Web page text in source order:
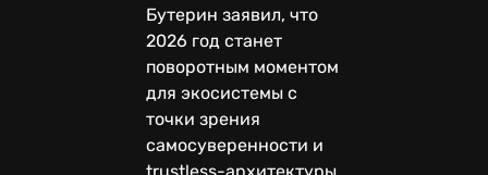
Бутерин заявил, что
2026 год станет
поворотным моментом
для экосистемы с
точки зрения
самосуверенности и